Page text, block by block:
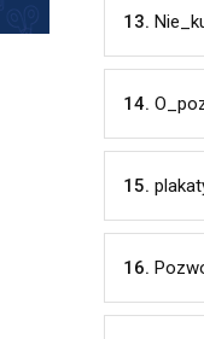
13.
14.
15.
16.